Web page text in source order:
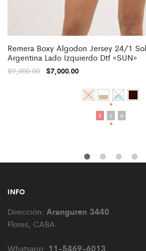
Remera Boxy Algodon Jersey 24/1
Argentina Lado Izquierdo Dtf «SUN»
$9,000.00 $7,000.00
*
2
3
4
*
INFO
Dirección: Aranguren 3440
Flores, CABA
Whatsapp: 11-5469-6013